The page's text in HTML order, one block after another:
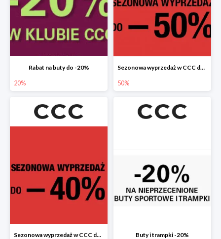
Rabat na buty do -20%
20%
Sezonowa wyprzedaż w CCC do -50%
50%
Sezonowa wyprzedaż w CCC do -40% Buty i trampki -20%